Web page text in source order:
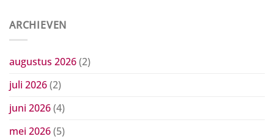
ARCHIEVEN
augustus 2026(2)
juli 2026(2)
juni 2026(4)
mei 2026(5)